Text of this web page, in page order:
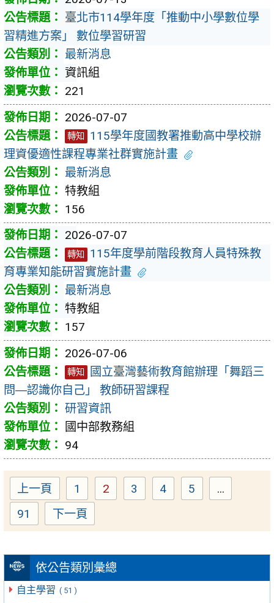
依公告類別彙總
自主學習 ( 51 )
臺北市114學年度「推動中小學數位學
習精進方案」 數位學習研習
最新消息
資訊組
221
2026-07-07
轉知
115學年度國教署推動高中學校辦
理資優適性課程專業社群實施計畫
最新消息
特教組
156
2026-07-07
轉知
115年度學前階段教育人員特殊教
育專業知能研習實施計畫
最新消息
特教組
157
2026-07-06
轉知
國立臺灣藝術教育館辦理「舞蹈三
問―認識你自己」 教師研習課程
研習資訊
國中部教務組
94
上一頁 Page
1 Page
2 Page
3 Page
4 Page
5 ...
Page
91 下一頁